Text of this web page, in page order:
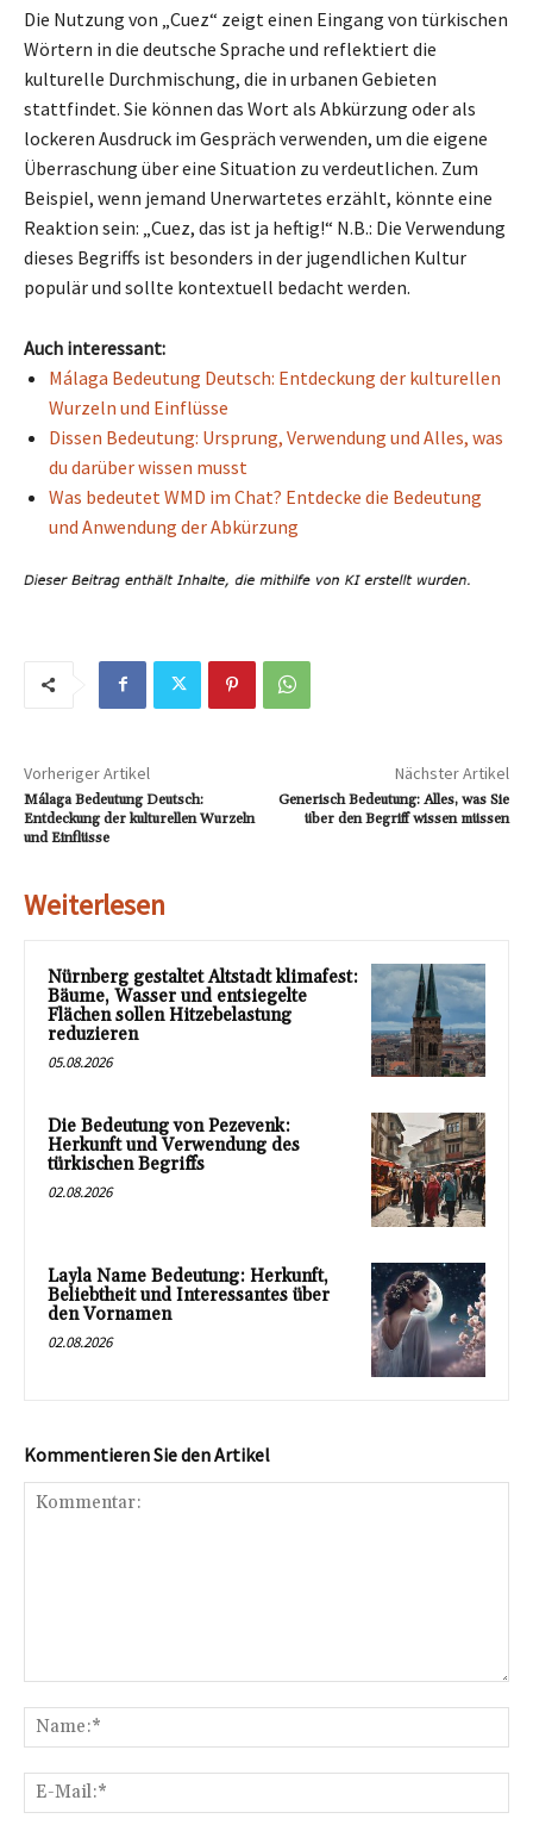
Die Nutzung von „Cuez“ zeigt einen Eingang von türkischen
Wörtern in die deutsche Sprache und reflektiert die
kulturelle Durchmischung, die in urbanen Gebieten
stattfindet. Sie können das Wort als Abkürzung oder als
lockeren Ausdruck im Gespräch verwenden, um die eigene
Überraschung über eine Situation zu verdeutlichen. Zum
Beispiel, wenn jemand Unerwartetes erzählt, könnte eine
Reaktion sein: „Cuez, das ist ja heftig!“ N.B.: Die Verwendung
dieses Begriffs ist besonders in der jugendlichen Kultur
populär und sollte kontextuell bedacht werden.
Auch interessant:
Málaga Bedeutung Deutsch: Entdeckung der kulturellen
Wurzeln und Einflüsse
Dissen Bedeutung: Ursprung, Verwendung und Alles, was
du darüber wissen musst
Was bedeutet WMD im Chat? Entdecke die Bedeutung
und Anwendung der Abkürzung
Vorheriger Artikel
Málaga Bedeutung Deutsch:
Entdeckung der kulturellen Wurzeln
und Einflüsse
Nächster Artikel
Generisch Bedeutung: Alles, was Sie
über den Begriff wissen müssen
Weiterlesen
Nürnberg gestaltet Altstadt klimafest:
Bäume, Wasser und entsiegelte
Flächen sollen Hitzebelastung
reduzieren
05.08.2026
Die Bedeutung von Pezevenk:
Herkunft und Verwendung des
türkischen Begriffs
02.08.2026
Layla Name Bedeutung: Herkunft,
Beliebtheit und Interessantes über
den Vornamen
02.08.2026
Kommentieren Sie den Artikel